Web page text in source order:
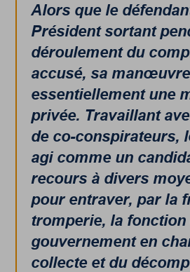
Alors que le
Président sortant
déroulement du
accusé, sa
essentiellement une
privée. Travaillant
de co-conspirateurs,
agi comme un
recours à divers
pour entraver, par la
tromperie, la fonction
gouvernement en
collecte et du